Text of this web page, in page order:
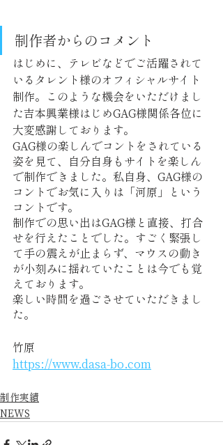
制作者からのコメント
はじめに、テレビなどでご活躍されて
いるタレント様のオフィシャルサイト
制作。このような機会をいただけまし
た吉本興業様はじめGAG様関係各位に
大変感謝しております。
GAG様の楽しんでコントをされている
姿を見て、自分自身もサイトを楽しん
で制作できました。私自身、GAG様の
コントでお気に入りは「河原」という
コントです。
制作での思い出はGAG様と直接、打合
せを行えたことでした。すごく緊張し
て手の震えが止まらず、マウスの動き
が小刻みに揺れていたことは今でも覚
えております。
楽しい時間を過ごさせていただきまし
た。
竹原
https://www.dasa-bo.com
制作実績
NEWS